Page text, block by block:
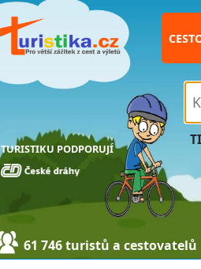
TURISTIKU PODPORUJÍ
61 746 turistů a cestovatelů